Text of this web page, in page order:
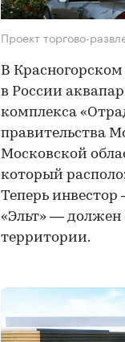
Проект торгово-
В
в России
комплекса
правительства
Московской
который
Теперь
«Эльт» —
территории.